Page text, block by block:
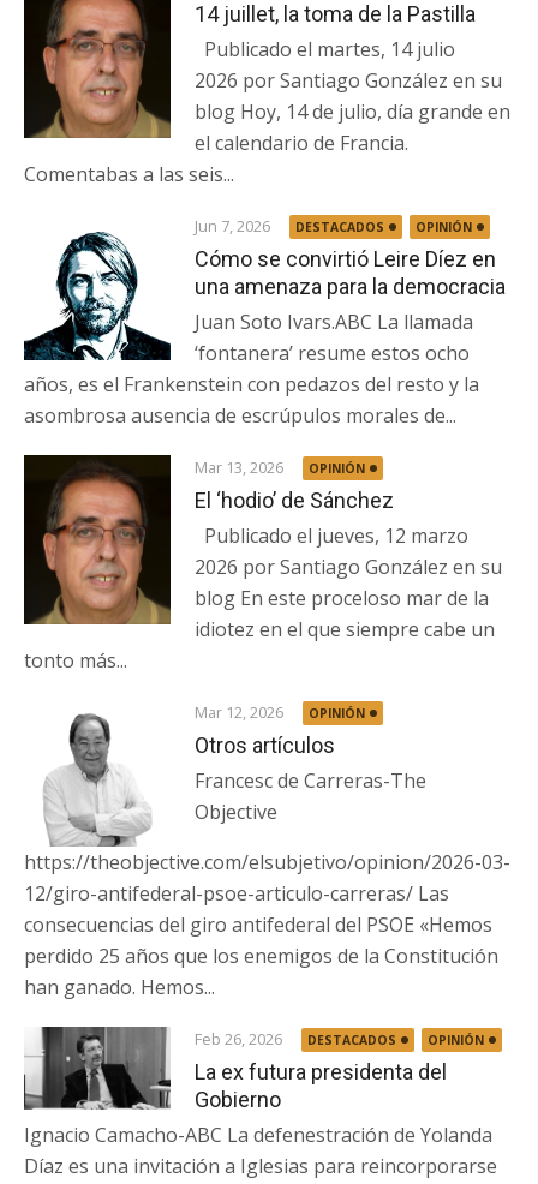
14 juillet, la toma de la Pastilla
Publicado el martes, 14 julio
2026 por Santiago González en su
blog Hoy, 14 de julio, día grande en
el calendario de Francia.
Comentabas a las seis...
Jun 7, 2026 DESTACADOS OPINIÓN
Cómo se convirtió Leire Díez en
una amenaza para la democracia
Juan Soto Ivars.ABC La llamada
‘fontanera’ resume estos ocho
años, es el Frankenstein con pedazos del resto y la
asombrosa ausencia de escrúpulos morales de...
Mar 13, 2026 OPINIÓN
El ‘hodio’ de Sánchez
Publicado el jueves, 12 marzo
2026 por Santiago González en su
blog En este proceloso mar de la
idiotez en el que siempre cabe un
tonto más...
Mar 12, 2026 OPINIÓN
Otros artículos
Francesc de Carreras-The
Objective
https://theobjective.com/elsubjetivo/opinion/2026-03-
12/giro-antifederal-psoe-articulo-carreras/ Las
consecuencias del giro antifederal del PSOE «Hemos
perdido 25 años que los enemigos de la Constitución
han ganado. Hemos...
Feb 26, 2026 DESTACADOS OPINIÓN
La ex futura presidenta del
Gobierno
Ignacio Camacho-ABC La defenestración de Yolanda
Díaz es una invitación a Iglesias para reincorporarse